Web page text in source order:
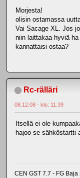
Morjesta!
olisin ostamassa
Vai Sacage XL. Jos
niin laittakaa hyviä
kannattaisi ostaa?
Rc-rälläri
08.12.08 - klo: 11.39
Itsellä ei ole
hajoo se sähköstartti
CEN GST 7.7 - FG Baja